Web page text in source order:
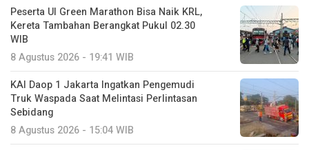
Peserta UI Green Marathon Bisa Naik KRL,
Kereta Tambahan Berangkat Pukul 02.30
WIB
8 Agustus 2026 - 19:41 WIB
KAI Daop 1 Jakarta Ingatkan Pengemudi
Truk Waspada Saat Melintasi Perlintasan
Sebidang
8 Agustus 2026 - 15:04 WIB